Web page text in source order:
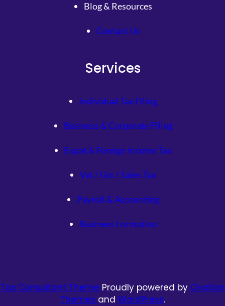
Blog & Resources
Contact Us
Services
Individual Tax Filing
Business & Corporate Filing
Expat & Foreign Income Tax
Vat / Gst / Sales Tax
Payroll & Accounting
Business Formation
Tax Consultant Theme Proudly powered by Ovation
Themes and WordPress.